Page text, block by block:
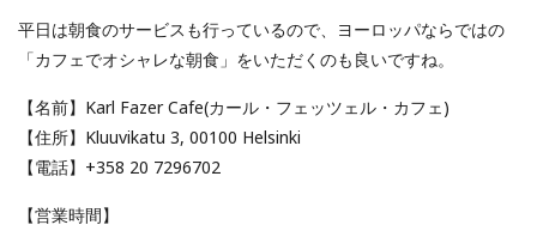
平日は朝食のサービスも行っているので、ヨーロッパならではの
「カフェでオシャレな朝食」をいただくのも良いですね。
【名前】Karl Fazer Cafe(カール・フェッツェル・カフェ)
【住所】Kluuvikatu 3, 00100 Helsinki
【電話】+358 20 7296702
【営業時間】